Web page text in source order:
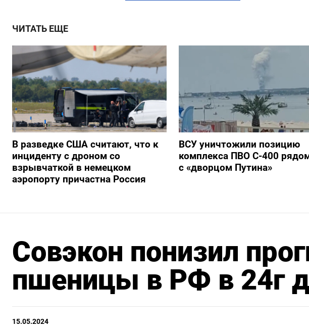
ЧИТАТЬ ЕЩЕ
В разведке США считают, что к
инциденту с дроном со
взрывчаткой в немецком
аэропорту причастна Россия
ВСУ уничтожили позицию
комплекса ПВО С-400
с «дворцом Путина»
Совэкон понизил
пшеницы в РФ в 24г
15.05.2024